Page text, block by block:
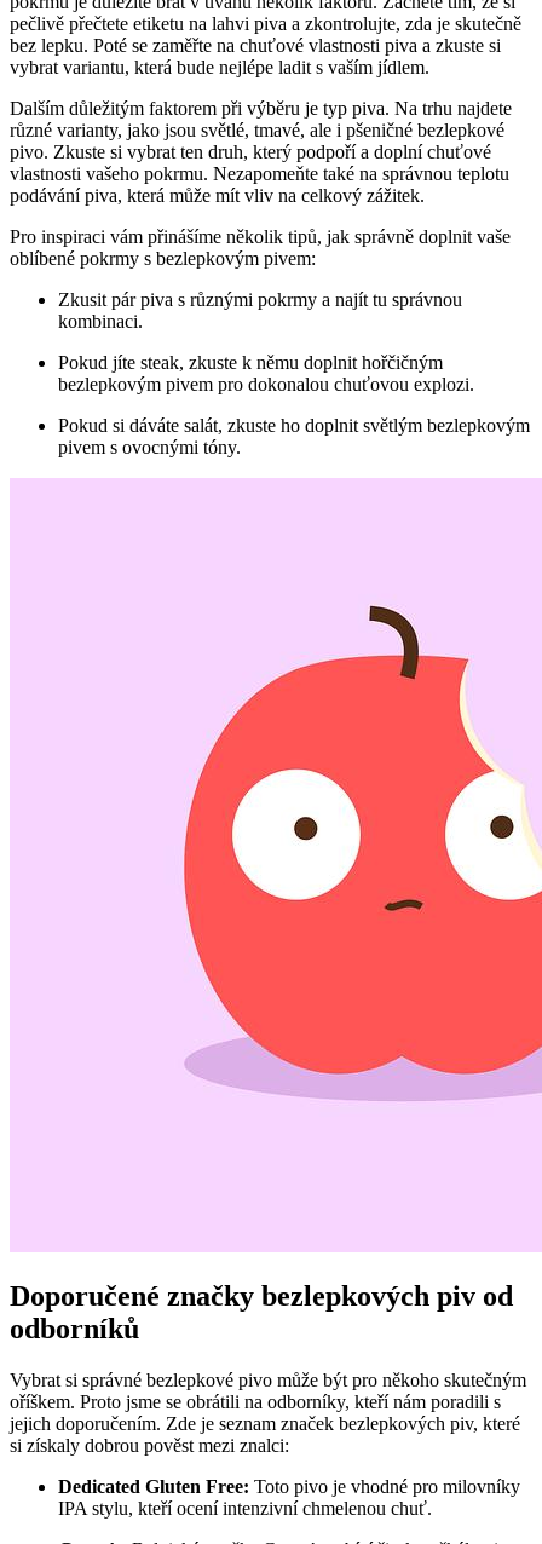
pečlivě přečtete etiketu na lahvi piva a zkontrolujte, zda je skutečně
bez lepku. Poté se zaměřte na chuťové vlastnosti piva a zkuste si
vybrat variantu, která bude nejlépe ladit s vaším jídlem.
Dalším důležitým faktorem při výběru je typ piva. Na trhu najdete
různé varianty, jako jsou světlé, tmavé, ale i pšeničné bezlepkové
pivo. Zkuste si vybrat ten druh, který podpoří a doplní chuťové
vlastnosti vašeho pokrmu. Nezapomeňte také na správnou teplotu
podávání piva, která může mít vliv na celkový zážitek.
Pro inspiraci vám přinášíme několik tipů, jak správně doplnit vaše
oblíbené pokrmy s bezlepkovým pivem:
Zkusit pár piva s různými pokrmy a najít tu správnou
kombinaci.
Pokud jíte steak, zkuste k němu doplnit hořčičným
bezlepkovým pivem pro dokonalou chuťovou explozi.
Pokud si dáváte salát, zkuste ho doplnit světlým bezlepkovým
pivem s ovocnými tóny.
Doporučené značky bezlepkových piv od
odborníků
Vybrat si správné bezlepkové pivo může být pro někoho skutečným
oříškem. Proto jsme se obrátili na odborníky, kteří nám poradili s
jejich doporučením. Zde je seznam značek bezlepkových piv, které
si získaly dobrou pověst mezi znalci:
Dedicated Gluten Free: Toto pivo je vhodné pro milovníky
IPA stylu, kteří ocení intenzivní chmelenou chuť.